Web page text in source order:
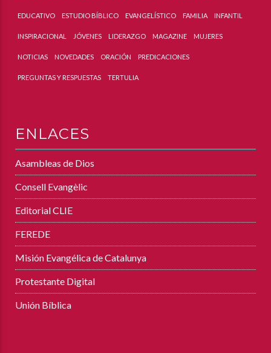
EDUCATIVO ESTUDIO BÍBLICO EVANGELÍSTICO FAMILIA INFANTIL
INSPIRACIONAL JÓVENES LIDERAZGO MAGAZINE MUJERES
NOTICIAS NOVEDADES ORACIÓN PREDICACIONES
PREGUNTAS Y RESPUESTAS TERTULIA
ENLACES
Asambleas de Dios
Consell Evangèlic
Editorial CLIE
FEREDE
Misión Evangélica de Catalunya
Protestante Digital
Unión Bíblica